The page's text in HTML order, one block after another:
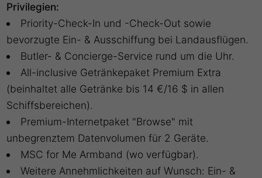
Privilegien:
Priority-Check-In und -Check-Out sowie
bevorzugte Ein- & Ausschiffung bei Landausflügen.
Butler- & Concierge-Service rund um die Uhr.
All-inclusive Getränkepaket Premium Extra
(beinhaltet alle Getränke bis 14 €/16 $ in allen
Schiffsbereichen).
Premium-Internetpaket "Browse" mit
unbegrenztem Datenvolumen für 2 Geräte.
MSC for Me Armband (wo verfügbar).
Weitere Annehmlichkeiten auf Wunsch: Ein- &